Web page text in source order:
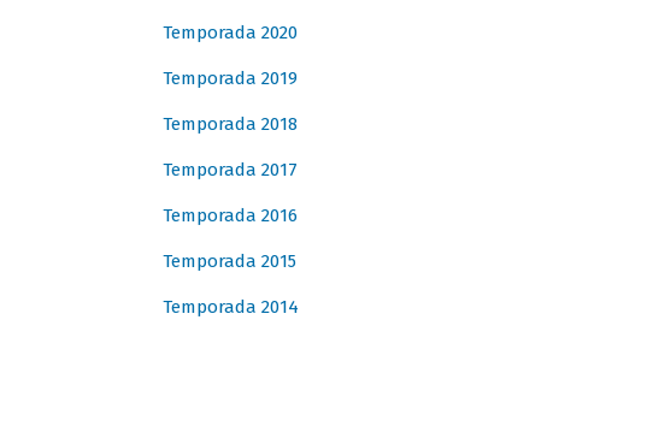
Temporada 2020
Temporada 2019
Temporada 2018
Temporada 2017
Temporada 2016
Temporada 2015
Temporada 2014